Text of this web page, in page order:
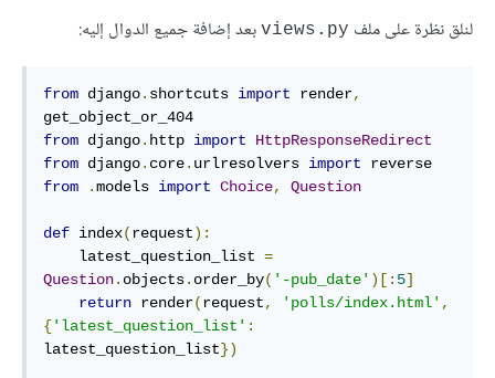
لنلق نظرة على ملف views.py بعد إضافة جميع الدوال إليه:
from django. shortcuts import render,
from django. http import
HttpResponseRedirect
from django. core. urlresolvers import
from
.models import Choice, Question
def index(request) :
    latest_question_list
=
Question. objects. order_by( '-pub_date' )[: 5]
return render(request, 'polls/index.html' ,
{'latest_question_list' :
latest_question_list})